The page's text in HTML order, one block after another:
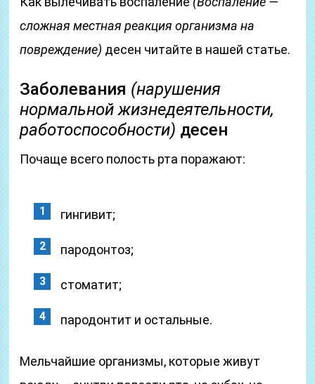
сложная местная реакция организма на
повреждение) десен читайте в нашей статье.
Заболевания (нарушения
нормальной жизнедеятельности,
работоспособности) десен
Почаще всего полость рта поражают:
гингивит;
пародонтоз;
стоматит;
пародонтит и остальные.
Мельчайшие организмы, которые живут